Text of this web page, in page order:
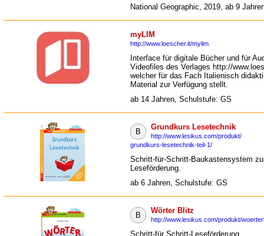
National Geographic, 2019, ab 9
myLIM
http://www.loescher.it/mylim
Interface für digitale Bücher und für
Videofiles des Verlages http://
welcher für das Fach Italienisch
Material zur Verfügung stellt.
ab 14 Jahren, Schulstufe: GS
B
Grundkurs Lesetechnik
http://www.lesikus.com/produkt/
grundkurs-lesetechnik-teil-1/
Schritt-für-Schritt-Baukastensystem
Leseförderung.
ab 6 Jahren, Schulstufe: GS
B
Wörter Blitz
http://www.lesikus.com/produkt/
Schritt-für Schritt-Leseförderung